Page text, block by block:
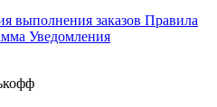
выполнения заказов Правила
Уведомления